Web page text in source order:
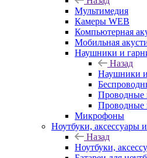
Мультимедия
Камеры WEB
Компьютерная
Мобильная
Наушники и
Назад
Наушники
Проводные
Проводные
Микрофоны
Ноутбуки, аксессуары
Назад
Ноутбуки,